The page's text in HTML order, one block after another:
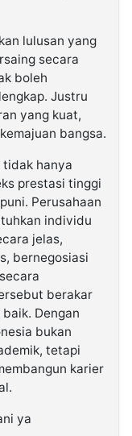
lulusan yang
secara
boleh
Justru
yang kuat,
bangsa.
tidak hanya
prestasi tinggi
Perusahaan
individu
jelas,
bernegosiasi
berakar
Dengan
bukan
tetapi
karier
ya